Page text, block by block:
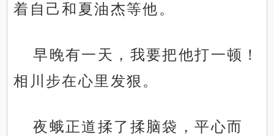
着自己和夏油杰等他。
早晚有一天，我要把他打一顿！
相川步在心里发狠。
夜蛾正道揉了揉脑袋，平心而